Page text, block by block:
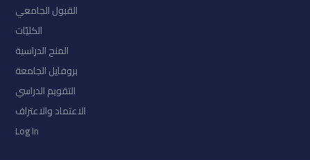
القبول الجامعي
الكليّات
المنح الدراسية
بروفايل الجامعة
التقويم الدراسي
الاعتماد والاعتراف
Log In